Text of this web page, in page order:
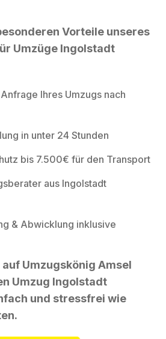
Vorteile unseres
Umzüge Ingolstadt
Ihres Umzugs nach
in unter 24 Stunden
bis 7.500€ für den Transport
aus Ingolstadt
& Abwicklung inklusive
Umzugskönig Amsel
Umzug Ingolstadt
und stressfrei wie